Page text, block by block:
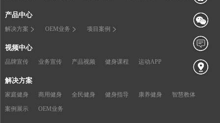
产品中心
解决方案 OEM业务 项目案例
视频中心
品牌宣传 业务宣传 产品视频 健身课程 运动APP
解决方案
家庭健身 商用健身 全民健身 健身指导 康养健身 智慧教体
案例展示 OEM业务